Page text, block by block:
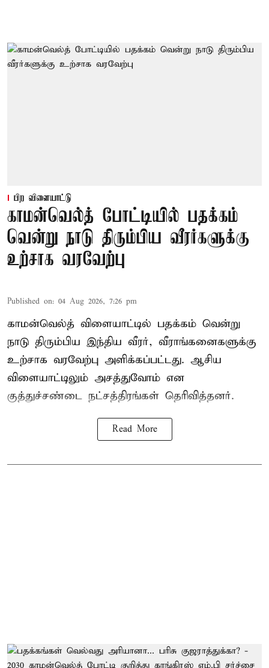
பிற விளையாட்டு
காமன்வெல்த் போட்டியில் பதக்கம்
வென்று நாடு திரும்பிய வீரர்களுக்கு
உற்சாக வரவேற்பு
Published on: 04 Aug 2026, 7:26 pm
காமன்வெல்த் விளையாட்டில் பதக்கம் வென்று
நாடு திரும்பிய இந்திய வீரர், வீராங்கனைகளுக்கு
உற்சாக வரவேற்பு அளிக்கப்பட்டது. ஆசிய
விளையாட்டிலும் அசத்துவோம் என
குத்துச்சண்டை நட்சத்திரங்கள் தெரிவித்தனர்.
Read More